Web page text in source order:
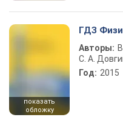
показать
обложку
ГДЗ
Авторы:
С. А.
Год: 2015